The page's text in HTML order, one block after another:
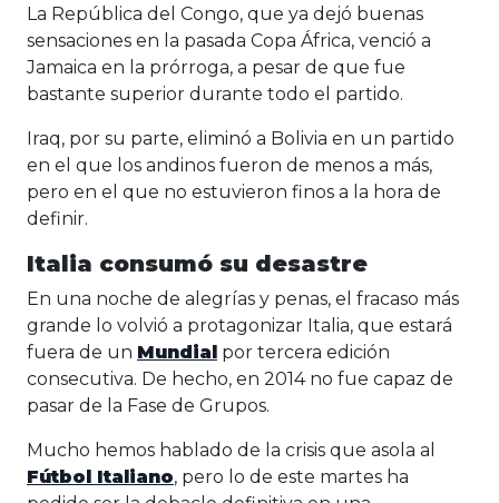
La República del Congo, que ya dejó buenas
sensaciones en la pasada Copa África, venció a
Jamaica en la prórroga, a pesar de que fue
bastante superior durante todo el partido.
Iraq, por su parte, eliminó a Bolivia en un partido
en el que los andinos fueron de menos a más,
pero en el que no estuvieron finos a la hora de
definir.
Italia consumó su desastre
En una noche de alegrías y penas, el fracaso más
grande lo volvió a protagonizar Italia, que estará
fuera de un Mundial por tercera edición
consecutiva. De hecho, en 2014 no fue capaz de
pasar de la Fase de Grupos.
Mucho hemos hablado de la crisis que asola al
Fútbol Italiano, pero lo de este martes ha